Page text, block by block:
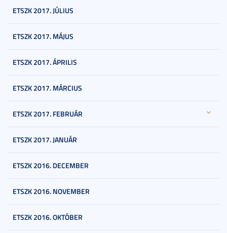
ETSZK 2017. JÚLIUS
ETSZK 2017. MÁJUS
ETSZK 2017. ÁPRILIS
ETSZK 2017. MÁRCIUS
ETSZK 2017. FEBRUÁR
ETSZK 2017. JANUÁR
ETSZK 2016. DECEMBER
ETSZK 2016. NOVEMBER
ETSZK 2016. OKTÓBER